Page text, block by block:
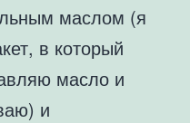
маслом (я
в который
масло и
и